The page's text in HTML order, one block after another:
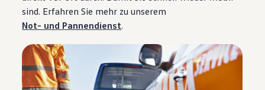
sind. Erfahren Sie mehr zu unserem
Not- und Pannendienst.